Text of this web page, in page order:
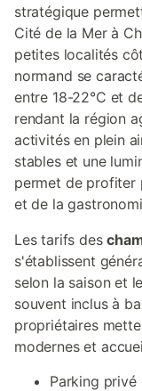
stratégique
Cité de la Mer à
petites localités
normand se
entre 18-22°C et
rendant la région
activités en plein
stables et une
permet de profiter
et de la
Les tarifs des
s'établissent
selon la saison et
souvent inclus à
propriétaires
modernes et
Parking